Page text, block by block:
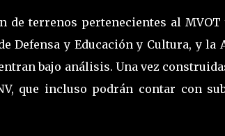
de terrenos pertenecientes al
Defensa y Educación y Cultura, y la
bajo análisis. Una vez
que incluso podrán contar con